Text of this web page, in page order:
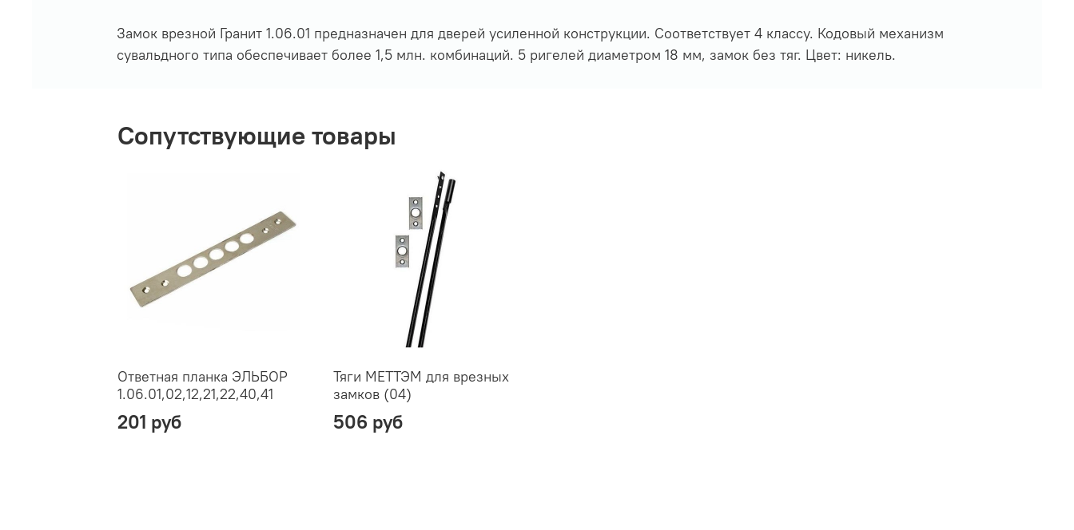
Замок врезной Гранит 1.06.01 предназначен для дверей усиленной конструкции. Соответствует 4 классу. Кодовый механизм
сувальдного типа обеспечивает более 1,5 млн. комбинаций. 5 ригелей диаметром 18 мм, замок без тяг. Цвет: никель.
Сопутствующие товары
Ответная планка ЭЛЬБОР
1.06.01,02,12,21,22,40,41
201 руб
Тяги МЕТТЭМ для врезных
замков (04)
506 руб